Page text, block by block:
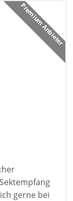
Premium Anbieter
gerne bei